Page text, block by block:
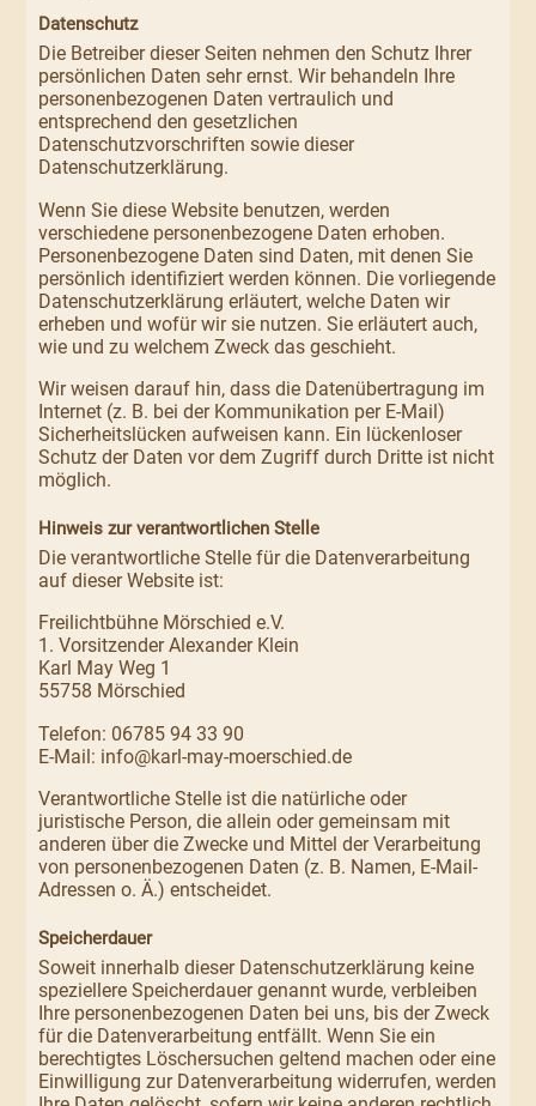
Datenschutz
Die Betreiber dieser Seiten nehmen den Schutz Ihrer
persönlichen Daten sehr ernst. Wir behandeln Ihre
personenbezogenen Daten vertraulich und
entsprechend den gesetzlichen
Datenschutzvorschriften sowie dieser
Datenschutzerklärung.
Wenn Sie diese Website benutzen, werden
verschiedene personenbezogene Daten erhoben.
Personenbezogene Daten sind Daten, mit denen Sie
persönlich identifiziert werden können. Die vorliegende
Datenschutzerklärung erläutert, welche Daten wir
erheben und wofür wir sie nutzen. Sie erläutert auch,
wie und zu welchem Zweck das geschieht.
Wir weisen darauf hin, dass die Datenübertragung im
Internet (z. B. bei der Kommunikation per E-Mail)
Sicherheitslücken aufweisen kann. Ein lückenloser
Schutz der Daten vor dem Zugriff durch Dritte ist nicht
möglich.
Hinweis zur verantwortlichen Stelle
Die verantwortliche Stelle für die Datenverarbeitung
auf dieser Website ist:
Freilichtbühne Mörschied e.V.
1. Vorsitzender Alexander Klein
Karl May Weg 1
55758 Mörschied
Telefon: 06785 94 33 90
E-Mail: info@karl-may-moerschied.de
Verantwortliche Stelle ist die natürliche oder
juristische Person, die allein oder gemeinsam mit
anderen über die Zwecke und Mittel der Verarbeitung
von personenbezogenen Daten (z. B. Namen, E-Mail-
Adressen o. Ä.) entscheidet.
Speicherdauer
Soweit innerhalb dieser Datenschutzerklärung keine
speziellere Speicherdauer genannt wurde, verbleiben
Ihre personenbezogenen Daten bei uns, bis der Zweck
für die Datenverarbeitung entfällt. Wenn Sie ein
berechtigtes Löschersuchen geltend machen oder eine
Einwilligung zur Datenverarbeitung widerrufen, werden